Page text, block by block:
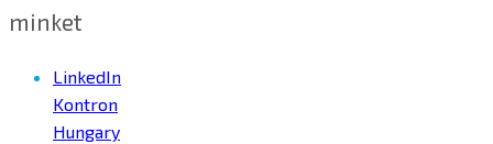
minket
LinkedIn
Kontron
Hungary